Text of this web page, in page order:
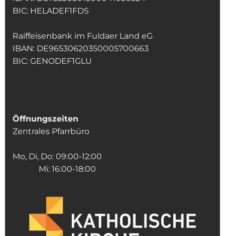
BIC: HELADEF1FDS
Raiffeisenbank im Fuldaer Land eG
IBAN: DE96530620350005700663
BIC: GENODEF1GLU
Öffnungszeiten
Zentrales Pfarrbüro
Mo, Di, Do: 09:00-12:00
Mi: 16:00-18:00